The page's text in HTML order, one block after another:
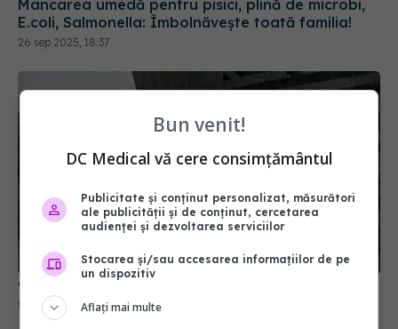
Cât de periculos este să stai pe vasul de toaletă
03 feb 2026, 11:04
Bun venit!
DC Medical vă cere consimțământul
Publicitate și conținut personalizat, măsurători
ale publicității și de conținut, cercetarea
audienței și dezvoltarea serviciilor
Stocarea și/sau accesarea informațiilor de pe
un dispozitiv
Aflați mai multe